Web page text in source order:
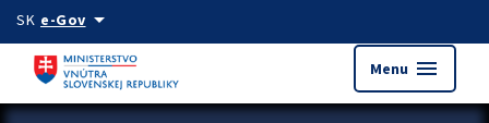
Preskocit na hlavný obsah
SK e-Govarrow_drop_down
Menu menu
Zastavit automatický posun upútavok